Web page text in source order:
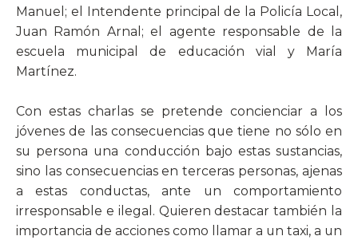
Manuel; el Intendente principal de la Policía Local,
Juan Ramón Arnal; el agente responsable de la
escuela municipal de educación vial y María
Martínez.
Con estas charlas se pretende concienciar a los
jóvenes de las consecuencias que tiene no sólo en
su persona una conducción bajo estas sustancias,
sino las consecuencias en terceras personas, ajenas
a estas conductas, ante un comportamiento
irresponsable e ilegal. Quieren destacar también la
importancia de acciones como llamar a un taxi, a un